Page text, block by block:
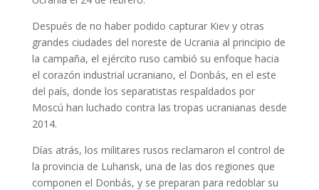
Después de no haber podido capturar Kiev y otras
grandes ciudades del noreste de Ucrania al principio de
la campaña, el ejército ruso cambió su enfoque hacia
el corazón industrial ucraniano, el Donbás, en el este
del país, donde los separatistas respaldados por
Moscú han luchado contra las tropas ucranianas desde
2014.
Días atrás, los militares rusos reclamaron el control de
la provincia de Luhansk, una de las dos regiones que
componen el Donbás, y se preparan para redoblar su